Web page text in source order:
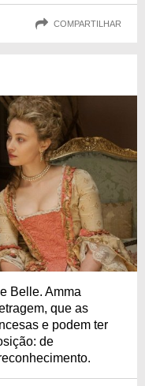
COMPARTILHAR
Belle. Amma
que as
e podem ter
de